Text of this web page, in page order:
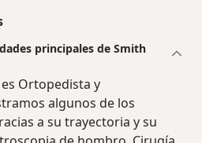
principales de Smith
Ortopedista y
algunos de los
a su trayectoria y su